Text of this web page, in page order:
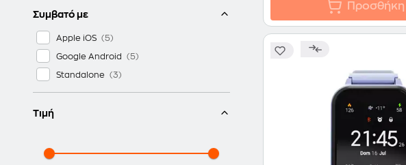
Συμβατό με
Apple iOS
Google Android
Standalone
Τιμή
Προσθήκη